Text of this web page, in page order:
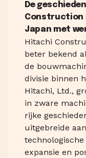
De
Construction
Japan met
Hitachi
beter bekend
de
divisie binnen
Hitachi, Ltd.,
in zware
rijke
uitgebreide
expansie en